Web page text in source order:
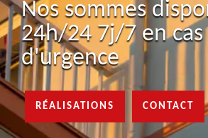
Nos sommes
24h/24 7j/7 en cas
d'urgence
RÉALISATIONS CONTACT